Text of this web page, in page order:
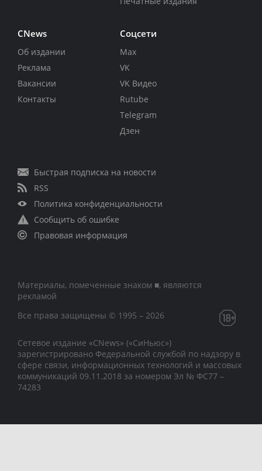
CNews
Об издании
Реклама
Вакансии
Контакты
Соцсети
Max
VK
VK Видео
Rutube
Telegram
Дзен
Быстрая подписка на новости
RSS
Политика конфиденциальности
Сообщить об ошибке
Правовая информация
Материалы, помеченные знаком ■, являются
рекламой
Все права защищены © 1995 – 2026
Сетевое издание «CNews» («СиНьюс»)
зарегистрировано Федеральной службой по надзору в
сфере связи, информационных технологий и массовых
коммуникаций 09.11.2018 за номером Эл № ФС77 –
74283